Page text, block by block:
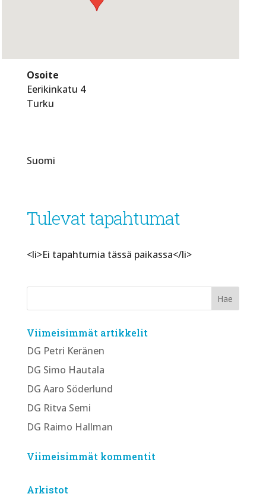
Osoite
Eerikinkatu 4
Turku
Suomi
Tulevat tapahtumat
<li>Ei tapahtumia tässä paikassa</li>
Viimeisimmät artikkelit
DG Petri Keränen
DG Simo Hautala
DG Aaro Söderlund
DG Ritva Semi
DG Raimo Hallman
Viimeisimmät kommentit
Arkistot